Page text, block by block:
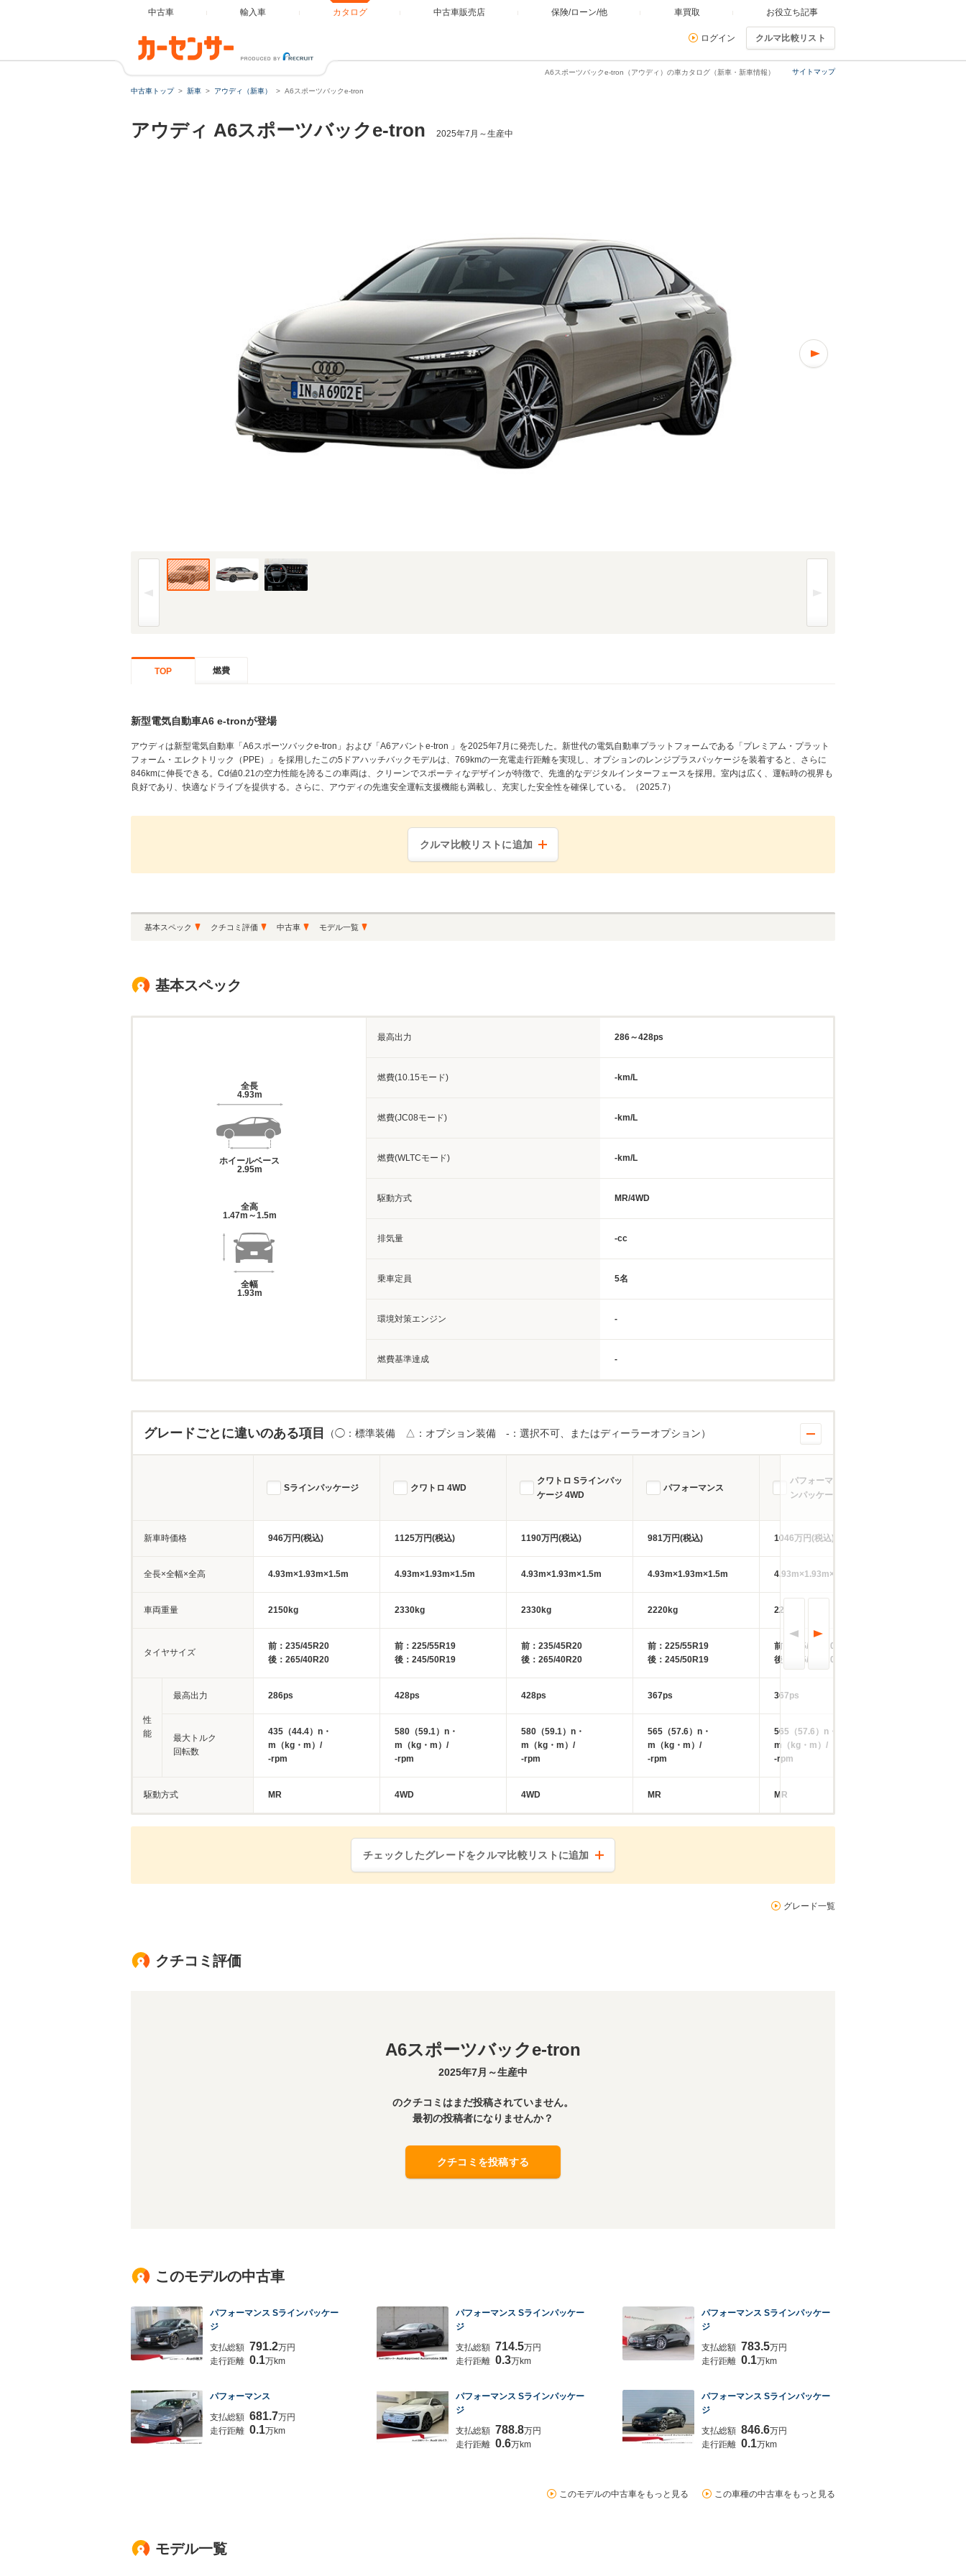
中古車 輸入車 カタログ 中古車販売店 保険/ローン/他 車買取 お役立ち記事
ログイン クルマ比較リスト
サイトマップ
A6スポーツバックe-tron（アウディ）の車カタログ（新車・新車情報）
中古車トップ 新車 アウディ（新車） A6スポーツバックe-tron
アウディ A6スポーツバックe-tron 2025年7月～生産中
25年(R7)7月、新型時のフロント。写真は本国仕様の為、一部異なる場合があります (1/3枚)
TOP 燃費
新型電気自動車A6 e-tronが登場
アウディは新型電気自動車「A6スポーツバックe-tron」および「A6アバントe-tron 」を2025年7月に発売した。新世代の電気自動車プラットフォームである「プレミアム・プラット
フォーム・エレクトリック（PPE）」を採用したこの5ドアハッチバックモデルは、769kmの一充電走行距離を実現し、オプションのレンジプラスパッケージを装着すると、さらに
846kmに伸長できる。Cd値0.21の空力性能を誇るこの車両は、クリーンでスポーティなデザインが特徴で、先進的なデジタルインターフェースを採用。室内は広く、運転時の視界も
良好であり、快適なドライブを提供する。さらに、アウディの先進安全運転支援機能も満載し、充実した安全性を確保している。（2025.7）
クルマ比較リストに追加
基本スペック クチコミ評価 中古車 モデル一覧
基本スペック
全長
4.93m
ホイールベース
2.95m
全高
1.47m～1.5m
全幅
1.93m
最高出力 286～428ps
燃費(10.15モード) -km/L
燃費(JC08モード) -km/L
燃費(WLTCモード) -km/L
駆動方式 MR/4WD
排気量 -cc
乗車定員 5名
環境対策エンジン -
燃費基準達成 -
グレードごとに違いのある項目 （◯：標準装備 △：オプション装備 -：選択不可、またはディーラーオプション）
新車時価格
全長×全幅×全高
車両重量
タイヤサイズ
性
能
最高出力
最大トルク
回転数
駆動方式
Sラインパッケージ クワトロ 4WD
クワトロ Sラインパッ
ケージ 4WD
パフォーマンス
パフォーマンス Sライ
ンパッケージ
946万円(税込) 1125万円(税込) 1190万円(税込) 981万円(税込) 1046万円(税込)
4.93m×1.93m×1.5m 4.93m×1.93m×1.5m 4.93m×1.93m×1.5m 4.93m×1.93m×1.5m 4.93m×1.93m×1.5m
2150kg 2330kg 2330kg 2220kg 2220kg
前：235/45R20
後：265/40R20
前：225/55R19
後：245/50R19
前：235/45R20
後：265/40R20
前：225/55R19
後：245/50R19
前：235/45R20
後：265/40R20
286ps 428ps 428ps 367ps 367ps
435（44.4）n・
m（kg・m）/
-rpm
580（59.1）n・
m（kg・m）/
-rpm
580（59.1）n・
m（kg・m）/
-rpm
565（57.6）n・
m（kg・m）/
-rpm
565（57.6）n・
m（kg・m）/
-rpm
MR 4WD 4WD MR MR
チェックしたグレードをクルマ比較リストに追加
グレード一覧
クチコミ評価
A6スポーツバックe-tron
2025年7月～生産中
のクチコミはまだ投稿されていません。
最初の投稿者になりませんか？
クチコミを投稿する
このモデルの中古車
パフォーマンス Sラインパッケー
ジ
支払総額 791.2万円
走行距離 0.1万km
パフォーマンス Sラインパッケー
ジ
支払総額 714.5万円
走行距離 0.3万km
パフォーマンス Sラインパッケー
ジ
支払総額 783.5万円
走行距離 0.1万km
パフォーマンス
支払総額 681.7万円
走行距離 0.1万km
パフォーマンス Sラインパッケー
ジ
支払総額 788.8万円
走行距離 0.6万km
パフォーマンス Sラインパッケー
ジ
支払総額 846.6万円
走行距離 0.1万km
このモデルの中古車をもっと見る この車種の中古車をもっと見る
モデル一覧